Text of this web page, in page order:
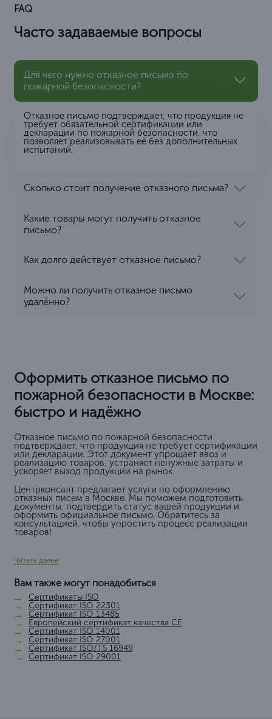
FAQ
Часто задаваемые вопросы
Для чего нужно отказное письмо по
пожарной безопасности?
Отказное письмо подтверждает, что продукция не
требует обязательной сертификации или
декларации по пожарной безопасности, что
позволяет реализовывать её без дополнительных
испытаний.
Сколько стоит получение отказного письма?
Какие товары могут получить отказное
письмо?
Как долго действует отказное письмо?
Можно ли получить отказное письмо
удалённо?
Оформить отказное письмо по
пожарной безопасности в Москве:
быстро и надёжно
Отказное письмо по пожарной безопасности
подтверждает, что продукция не требует сертификации
или декларации. Этот документ упрощает ввоз и
реализацию товаров, устраняет ненужные затраты и
ускоряет выход продукции на рынок.
Центрконсалт предлагает услуги по оформлению
отказных писем в Москве. Мы поможем подготовить
документы, подтвердить статус вашей продукции и
оформить официальное письмо. Обратитесь за
консультацией, чтобы упростить процесс реализации
товаров!
Читать далее
Вам также могут понадобиться
Сертификаты ISO
Сертификат ISO 22301
Сертификат ISO 13485
Европейский сертификат качества СЕ
Сертификат ISO 14001
Сертификат ISO 27001
Сертификат ISO/TS 16949
Сертификат ISO 29001